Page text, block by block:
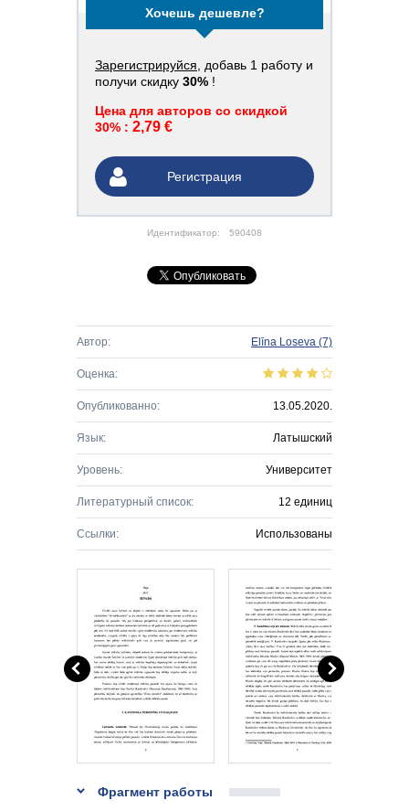
Хочешь дешевле?
Зарегистрируйся , добавь 1 работу и
получи скидку 30% !
Цена для авторов со скидкой
30% : 2,79 €
Регистрация
Идентификатор: 590408
Автор: Elīna Loseva (7)
Оценка:
Опубликованно: 13.05.2020.
Язык: Латышский
Уровень: Университет
Литературный список: 12 единиц
Ссылки: Использованы
Фрагмент работы